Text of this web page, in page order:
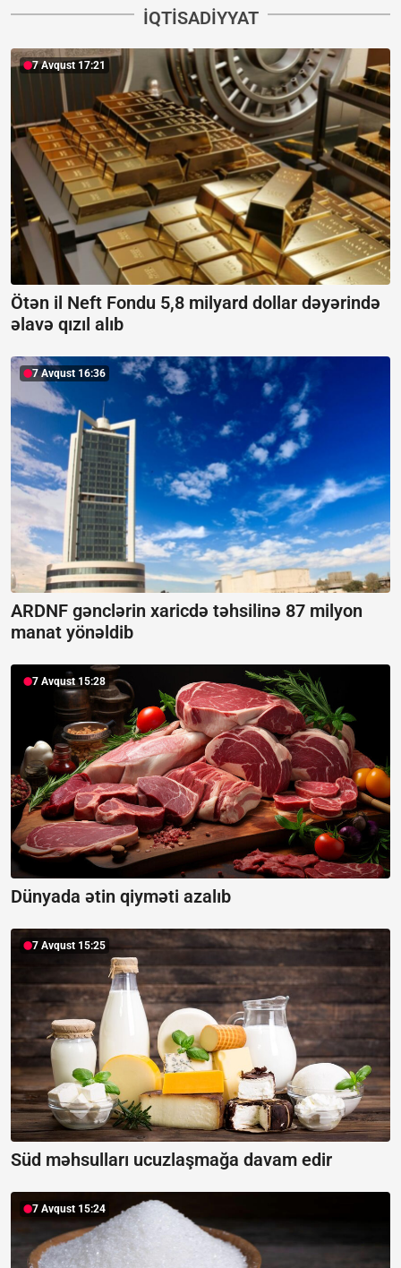
İQTISADIYYAT
7 Avqust 17:21
Ötən il Neft Fondu 5,8 milyard dollar dəyərində
əlavə qızıl alıb
7 Avqust 16:36
ARDNF gənclərin xaricdə təhsilinə 87 milyon
manat yönəldib
7 Avqust 15:28
Dünyada ətin qiyməti azalıb
7 Avqust 15:25
Süd məhsulları ucuzlaşmağa davam edir
7 Avqust 15:24